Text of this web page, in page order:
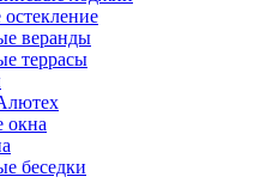
веранды
террасы
окна
беседки